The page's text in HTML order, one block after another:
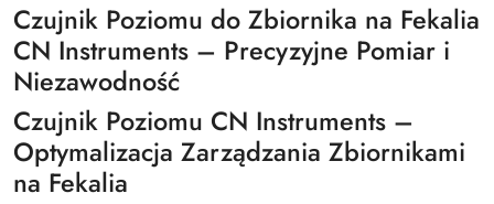
Czujnik Poziomu do Zbiornika na Fekalia
CN Instruments – Precyzyjne Pomiar i
Niezawodność
Czujnik Poziomu CN Instruments –
Optymalizacja Zarządzania Zbiornikami
na Fekalia